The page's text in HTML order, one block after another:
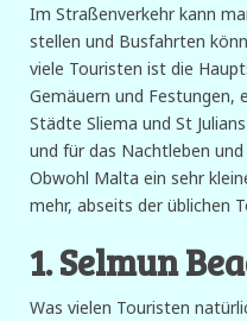
Im Straßenverkehr kann
stellen und Busfahrten
viele Touristen ist die
Gemäuern und Festungen,
Städte Sliema und St
und für das Nachtleben
Obwohl Malta ein sehr
mehr, abseits der üblichen
1. Selmun
Was vielen Touristen